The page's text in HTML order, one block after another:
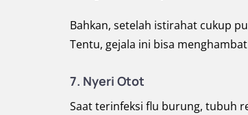
Bahkan, setelah istirahat cukup
Tentu, gejala ini bisa
7. Nyeri Otot
Saat terinfeksi flu burung, tubuh